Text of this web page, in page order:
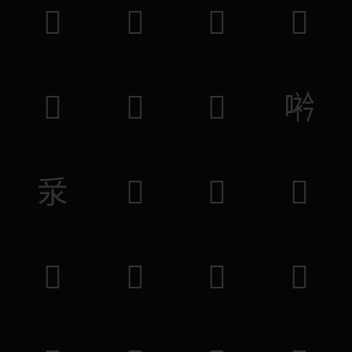
𤑞 𥀁 𤠿 𤰠
𠙎 𠉭 𠨯 𠸐
𣲛 𣓙 𣃸 𤁼
𣢺 𤑝 𡗑 𢕕